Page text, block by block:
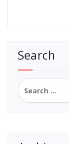
Search
Search
for: